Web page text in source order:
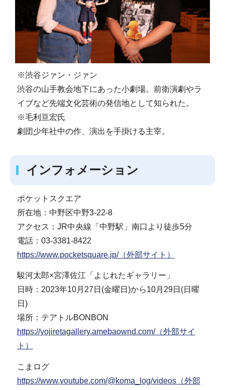
※渋谷ジァン・ジァン
渋谷の山手教会地下にあった小劇場。前衛演劇やラ
イブなど先端文化芸術の発信地として知られた。
※毛利亘宏氏
劇団少年社中の作、演出を手掛ける主宰。
インフォメーション
ポケットスクエア
所在地：中野区中野3-22-8
アクセス：JR中央線「中野駅」南口より徒歩5分
電話：03-3381-8422
https://www.pocketsquare.jp/（外部サイト）
駿河太郎×宮澤佐江「よじれたギャラリー」
日時：2023年10月27日(金曜日)から10月29日(日曜
日)
場所：テアトルBONBON
https://yojiretagallery.amebaownd.com/（外部サイ
ト）
こまログ
https://www.youtube.com/@koma_log/videos（外部